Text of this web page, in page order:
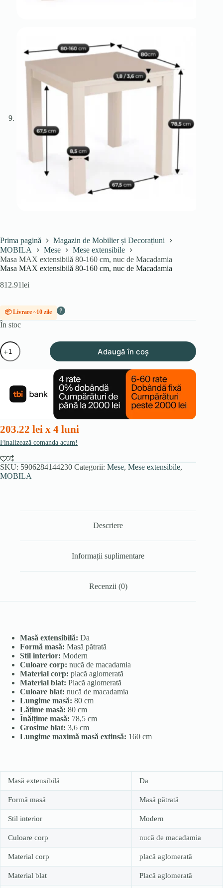
Prima pagină
Magazin de Mobilier și Decorațiuni
MOBILA
Mese
Mese extensibile
Masa MAX extensibilă 80-160 cm, nuc de Macadamia
Masa MAX extensibilă 80-160 cm, nuc de Macadamia
812.91lei
📦 Livrare ~10 zile ?
În stoc
Cantitate
Masa
MAX
160
nuc
Adaugă în coș
203.22 lei x 4 luni
Finalizează comanda acum!
SKU: 5906284144230 Categorii: Mese, Mese extensibile,
MOBILA
Descriere
Informații suplimentare
Recenzii (0)
Masă extensibilă: Da
Formă masă: Masă pătrată
Stil interior: Modern
Culoare corp: nucă de macadamia
Material corp: placă aglomerată
Material blat: Placă aglomerată
Culoare blat: nucă de macadamia
Lungime masă: 80 cm
Lățime masă: 80 cm
Înălțime masă: 78,5 cm
Grosime blat: 3,6 cm
Lungime maximă masă extinsă: 160 cm
Masă extensibilă Da
Formă masă Masă pătrată
Stil interior Modern
Culoare corp nucă de macadamia
Material corp placă aglomerată
Material blat Placă aglomerată